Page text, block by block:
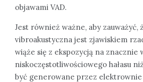
objawami VAD.
Jest również ważne, aby zauważyć,
vibroakustyczna jest zjawiskiem
wiąże się z ekspozycją na znacznie
niskoczęstotliwościowego hałasu
być generowane przez